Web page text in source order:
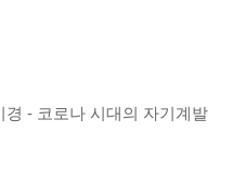
경 - 코로나 시대의 자기계발